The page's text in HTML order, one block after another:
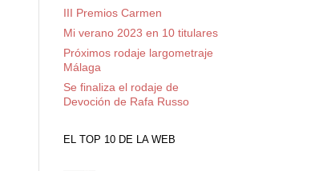
III Premios Carmen
Mi verano 2023 en 10 titulares
Próximos rodaje largometraje
Málaga
Se finaliza el rodaje de
Devoción de Rafa Russo
EL TOP 10 DE LA WEB